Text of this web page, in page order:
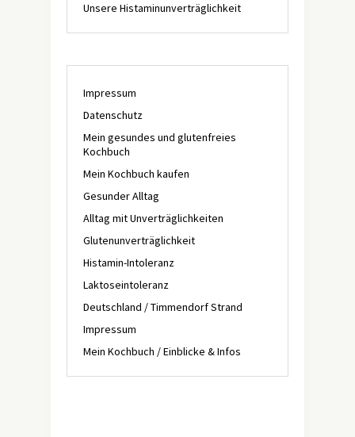
Unsere Histaminunverträglichkeit
Impressum
Datenschutz
Mein gesundes und glutenfreies
Kochbuch
Mein Kochbuch kaufen
Gesunder Alltag
Alltag mit Unverträglichkeiten
Glutenunverträglichkeit
Histamin-Intoleranz
Laktoseintoleranz
Deutschland / Timmendorf Strand
Impressum
Mein Kochbuch / Einblicke & Infos